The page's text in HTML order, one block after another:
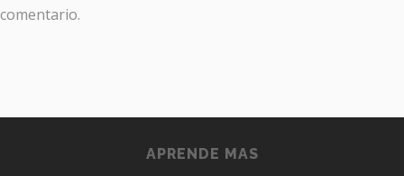
comentario.
APRENDE MAS